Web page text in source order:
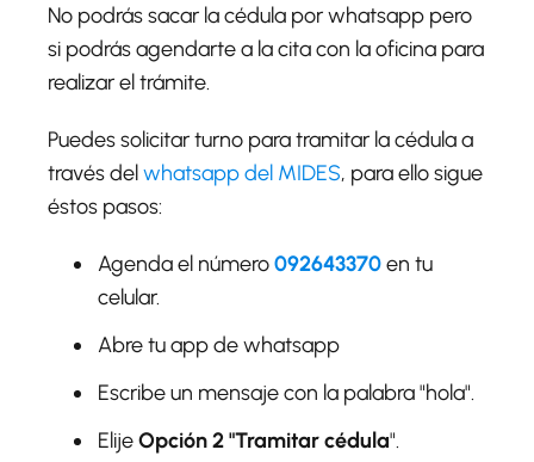
No podrás sacar la cédula por whatsapp pero
si podrás agendarte a la cita con la oficina para
realizar el trámite.
Puedes solicitar turno para tramitar la cédula a
través delwhatsapp del MIDES, para ello sigue
éstos pasos:
Agenda el número092643370en tu
celular.
Abre tu app de whatsapp
Escribe un mensaje con la palabra "hola".
ElijeOpción 2 "Tramitar cédula".